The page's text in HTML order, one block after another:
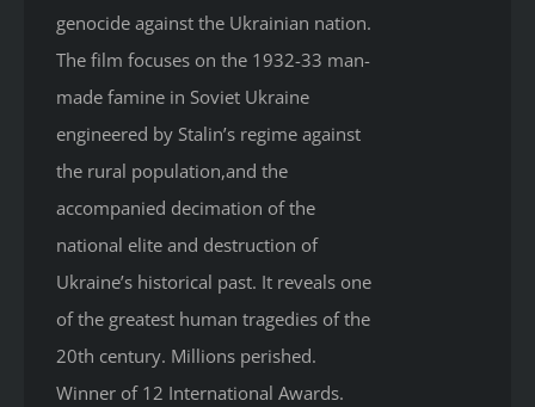
genocide against the Ukrainian nation.
The film focuses on the 1932-33 man-
made famine in Soviet Ukraine
engineered by Stalin’s regime against
the rural population,and the
accompanied decimation of the
national elite and destruction of
Ukraine’s historical past. It reveals one
of the greatest human tragedies of the
20th century. Millions perished.
Winner of 12 International Awards.